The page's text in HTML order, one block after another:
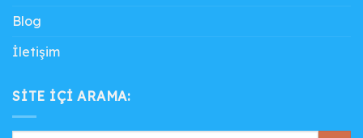
Blog
İletişim
SITE IÇI ARAMA: